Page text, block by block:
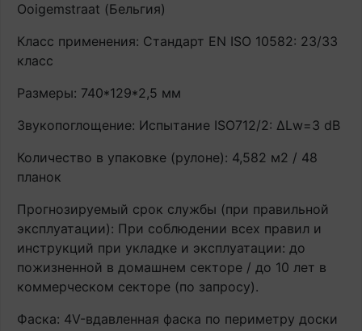
Ooigemstraat (Бельгия)
Класс применения: Стандарт EN ISO 10582: 23/33
класс
Размеры: 740*129*2,5 мм
Звукопоглощение: Испытание ISO712/2: ∆Lw=3 dB
Количество в упаковке (рулоне): 4,582 м2 / 48
планок
Прогнозируемый срок службы (при правильной
эксплуатации): При соблюдении всех правил и
инструкций при укладке и эксплуатации: до
пожизненной в домашнем секторе / до 10 лет в
коммерческом секторе (по запросу).
Фаска: 4V-вдавленная фаска по периметру доски